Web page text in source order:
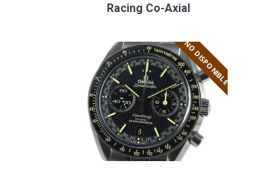
Racing Co-Axial
NO DISPONIBLE